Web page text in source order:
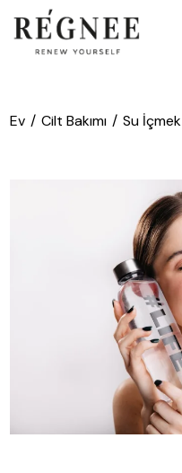
atla
Ev Cilt Bakımı Su